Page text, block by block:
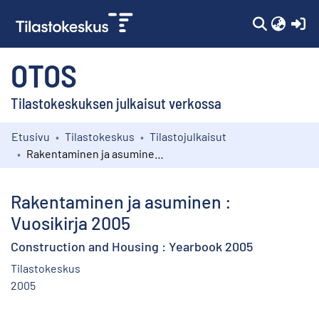
OTOS
Tilastokeskuksen julkaisut verkossa
Kokoelmat
Etusivu Tilastokeskus
Tilastojulkaisut
Rakentaminen ja asuminen :
Vuosikirja 2005
Construction and Housing : Yearbook 2005
Tilastokeskus
2005